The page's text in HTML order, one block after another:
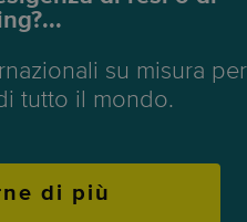
su misura per
tutto il mondo.
di più